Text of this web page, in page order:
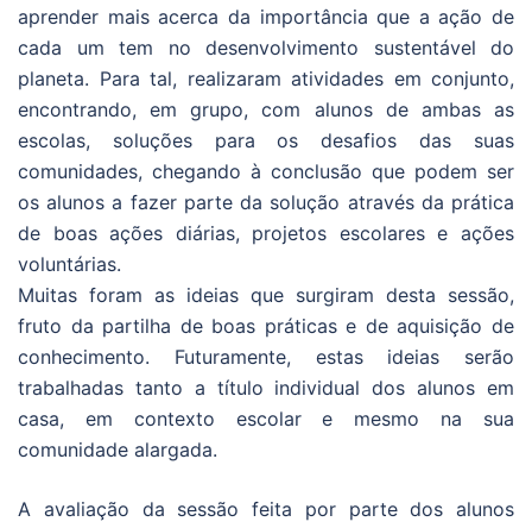
aprender mais acerca da importância que a ação de
cada um tem no desenvolvimento sustentável do
planeta. Para tal, realizaram atividades em conjunto,
encontrando, em grupo, com alunos de ambas as
escolas, soluções para os desafios das suas
comunidades, chegando à conclusão que podem ser
os alunos a fazer parte da solução através da prática
de boas ações diárias, projetos escolares e ações
voluntárias.
Muitas foram as ideias que surgiram desta sessão,
fruto da partilha de boas práticas e de aquisição de
conhecimento. Futuramente, estas ideias serão
trabalhadas tanto a título individual dos alunos em
casa, em contexto escolar e mesmo na sua
comunidade alargada.
A avaliação da sessão feita por parte dos alunos